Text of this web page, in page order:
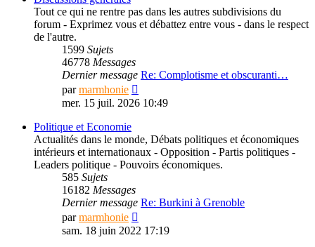
Tout ce qui ne rentre pas dans les autres subdivisions du
forum - Exprimez vous et débattez entre vous - dans le respect
de l'autre.
1599 Sujets
46778 Messages
Dernier message Re: Complotisme et obscuranti…
parmarmhonie
le
mer. 15 juil. 2026 10:49
Politique et Economie
Actualités dans le monde, Débats politiques et économiques
intérieurs et internationaux - Opposition - Partis politiques -
Leaders politique - Pouvoirs économiques.
585 Sujets
16182 Messages
Dernier message Re: Burkini à Grenoble
parmarmhonie
le
sam. 18 juin 2022 17:19